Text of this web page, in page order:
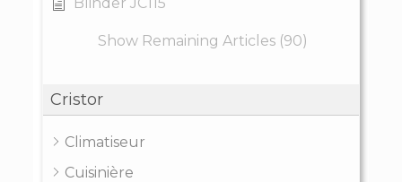
Show Remaining Articles (90)
Cristor
Climatiseur
Cuisinière